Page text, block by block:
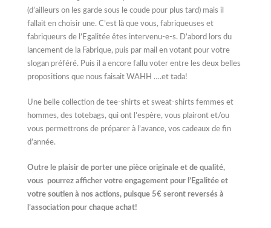
(d’ailleurs on les garde sous le coude pour plus tard) mais il
fallait en choisir une. C’est là que vous, fabriqueuses et
fabriqueurs de l’Egalitée êtes intervenu-e-s. D’abord lors du
lancement de la Fabrique, puis par mail en votant pour votre
slogan préféré. Puis il a encore fallu voter entre les deux belles
propositions que nous faisait WAHH ….et tada!
Une belle collection de tee-shirts et sweat-shirts femmes et
hommes, des totebags, qui ont l’espère, vous plairont et/ou
vous permettrons de préparer à l’avance, vos cadeaux de fin
d’année.
Outre le plaisir de porter une pièce originale et de qualité,
vous pourrez afficher votre engagement pour l’Egalitée et
votre soutien à nos actions, puisque 5€ seront reversés à
l’association pour chaque achat!